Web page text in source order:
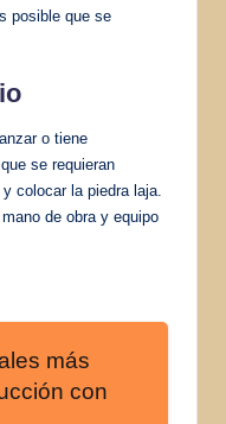
posible que se
o tiene
se requieran
colocar la piedra laja.
de obra y equipo
más
con